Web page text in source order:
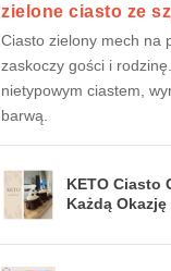
zielone ciasto ze
Ciasto zielony mech na
zaskoczy gości i
nietypowym ciastem,
barwą.
KETO Ciasto
Każdą Okazję